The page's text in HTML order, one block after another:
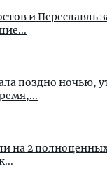
и Переславль
поздно ночью,
на 2